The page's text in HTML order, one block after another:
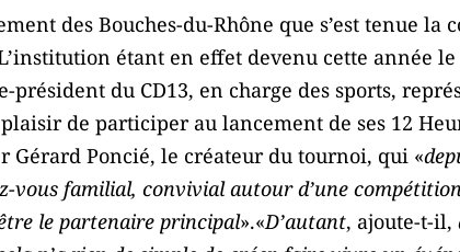
des Bouches-du-Rhône que s’est tenue la
étant en effet devenu cette année
du CD13, en charge des sports,
de participer au lancement de ses 12
Gérard Poncié, le créateur du tournoi, qui «
vous familial, convivial autour d’une
le partenaire principal».«D’autant, ajoute-t-il,